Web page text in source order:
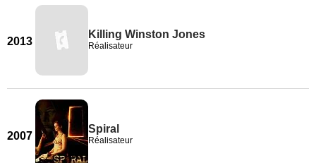
2013
Killing Winston Jones
Réalisateur
2007
Spiral
Réalisateur